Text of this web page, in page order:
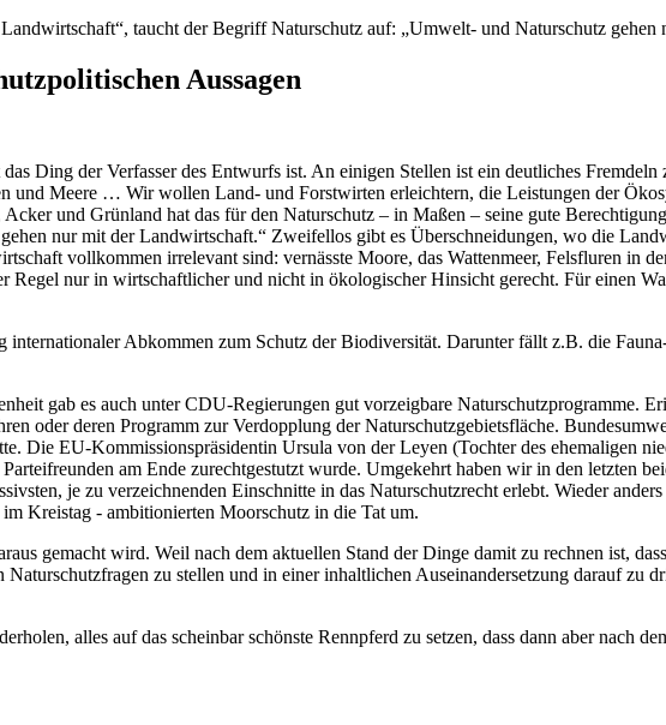
taucht der Begriff Naturschutz auf: „Umwelt- und Naturschutz
Aussagen
Ding der Verfasser des Entwurfs ist. An einigen Stellen ist ein deutliches
und Meere … Wir wollen Land- und Forstwirten erleichtern, die Leistungen der
und Grünland hat das für den Naturschutz – in Maßen – seine gute
nur mit der Landwirtschaft.“ Zweifellos gibt es Überschneidungen, wo die
vollkommen irrelevant sind: vernässte Moore, das Wattenmeer, Felsfluren in
nur in wirtschaftlicher und nicht in ökologischer Hinsicht gerecht. Für einen
Abkommen zum Schutz der Biodiversität. Darunter fällt z.B. die
gab es auch unter CDU-Regierungen gut vorzeigbare Naturschutzprogramme.
oder deren Programm zur Verdopplung der Naturschutzgebietsfläche.
Die EU-Kommissionspräsidentin Ursula von der Leyen (Tochter des ehemaligen
am Ende zurechtgestutzt wurde. Umgekehrt haben wir in den letzten
je zu verzeichnenden Einschnitte in das Naturschutzrecht erlebt. Wieder
Kreistag - ambitionierten Moorschutz in die Tat um.
gemacht wird. Weil nach dem aktuellen Stand der Dinge damit zu rechnen ist,
zu stellen und in einer inhaltlichen Auseinandersetzung darauf zu
alles auf das scheinbar schönste Rennpferd zu setzen, dass dann aber nach